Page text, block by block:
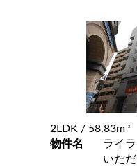
2LDK / 58.83m 2
物件名
ライ
いた